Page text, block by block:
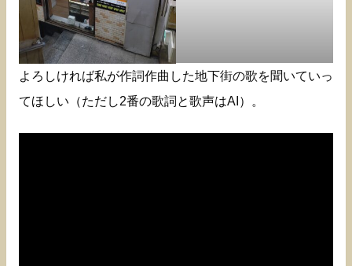
よろしければ私が作詞作曲した地下街の歌を聞いていっ
てほしい（ただし2番の歌詞と歌声はAI）。